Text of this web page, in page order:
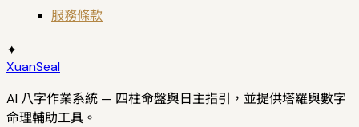
服務條款
✦
XuanSeal
AI 八字作業系統 — 四柱命盤與日主指引，並提供塔羅與數字
命理輔助工具。